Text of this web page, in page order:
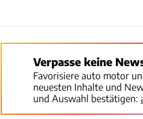
Verpasse keine
Favorisiere auto motor
neuesten Inhalte und
und Auswahl bestätigen: